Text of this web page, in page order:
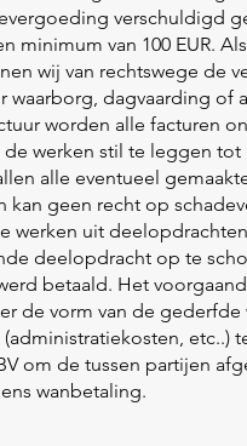
verschuldigd
minimum van 100 EUR.
wij van rechtswege de
waarborg, dagvaarding
worden alle facturen
werken stil te leggen
alle eventueel
kan geen recht op
werken uit
deelopdracht op te
betaald. Het
de vorm van de
etc..)
om de tussen partijen
wanbetaling.